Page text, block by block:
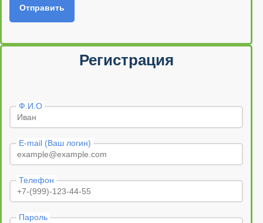
Отправить
Регистрация
Ф.И.О
E-mail (Ваш логин)
Телефон
Пароль